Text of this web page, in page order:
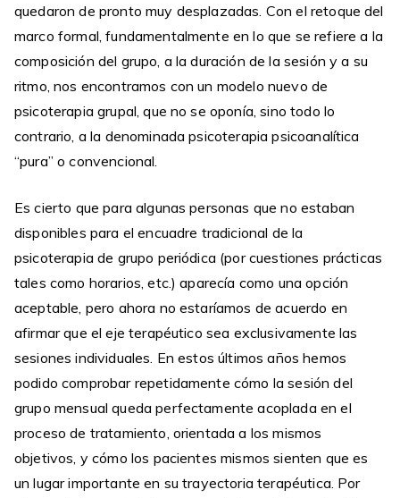
quedaron de pronto muy desplazadas. Con el retoque del
marco formal, fundamentalmente en lo que se refiere a la
composición del grupo, a la duración de la sesión y a su
ritmo, nos encontramos con un modelo nuevo de
psicoterapia grupal, que no se oponía, sino todo lo
contrario, a la denominada psicoterapia psicoanalítica
“pura” o convencional.
Es cierto que para algunas personas que no estaban
disponibles para el encuadre tradicional de la
psicoterapia de grupo periódica (por cuestiones prácticas
tales como horarios, etc.) aparecía como una opción
aceptable, pero ahora no estaríamos de acuerdo en
afirmar que el eje terapéutico sea exclusivamente las
sesiones individuales. En estos últimos años hemos
podido comprobar repetidamente cómo la sesión del
grupo mensual queda perfectamente acoplada en el
proceso de tratamiento, orientada a los mismos
objetivos, y cómo los pacientes mismos sienten que es
un lugar importante en su trayectoria terapéutica. Por